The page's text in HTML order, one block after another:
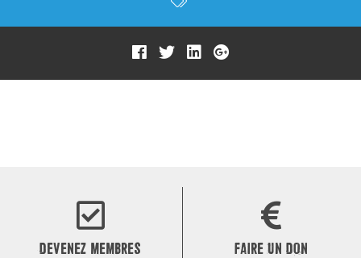
DEVENEZ MEMBRES FAIRE UN DON